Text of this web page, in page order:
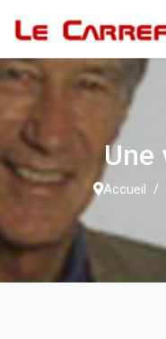
Une
Accueil